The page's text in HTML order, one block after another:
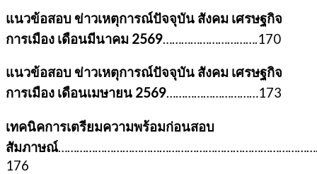
แนวข้อสอบ ข่าวเหตุการณ์ปัจจุบัน สังคม เศรษฐกิจ
การเมือง เดือนมีนาคม 2569………………………….170
แนวข้อสอบ ข่าวเหตุการณ์ปัจจุบัน สังคม เศรษฐกิจ
การเมือง เดือนเมษายน 2569…………………………173
เทคนิคการเตรียมความพร้อมก่อนสอบ
สัมภาษณ์
176